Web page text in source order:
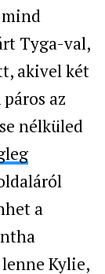
Tyga-val,
akivel két
az
nélküled
a
Kylie,